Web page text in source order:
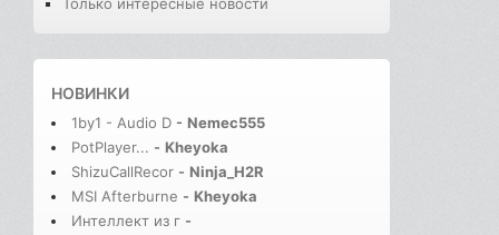
Только интересные новости
НОВИНКИ
1by1 - Audio D - Nemec555
PotPlayer... - Kheyoka
ShizuCallRecor - Ninja_H2R
MSI Afterburne - Kheyoka
Интеллект из г -